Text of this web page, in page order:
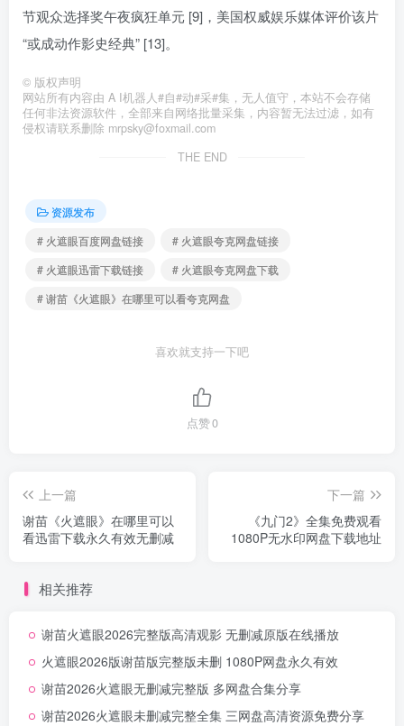
节观众选择奖午夜疯狂单元 [9]，美国权威娱乐媒体评价该片
“或成动作影史经典” [13]。
© 版权声明
网站所有内容由 A I机器人#自#动#采#集，无人值守，本站不会存储
任何非法资源软件，全部来自网络批量采集，内容暂无法过滤，如有
侵权请联系删除 mrpsky@foxmail.com
THE END
资源发布
# 火遮眼百度网盘链接
# 火遮眼夸克网盘链接
# 火遮眼迅雷下载链接
# 火遮眼夸克网盘下载
# 谢苗《火遮眼》在哪里可以看夸克网盘
喜欢就支持一下吧
点赞0
上一篇
谢苗《火遮眼》在哪里可以
看迅雷下载永久有效无删减
下一篇
《九门2》全集免费观看
1080P无水印网盘下载地址
相关推荐
谢苗火遮眼2026完整版高清观影 无删减原版在线播放
火遮眼2026版谢苗版完整版未删 1080P网盘永久有效
谢苗2026火遮眼无删减完整版 多网盘合集分享
谢苗2026火遮眼未删减完整全集 三网盘高清资源免费分享